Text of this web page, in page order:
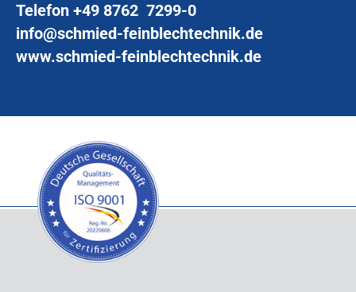
Telefon +49 8762 7299-0
info@schmied-feinblechtechnik.de
www.schmied-feinblechtechnik.de